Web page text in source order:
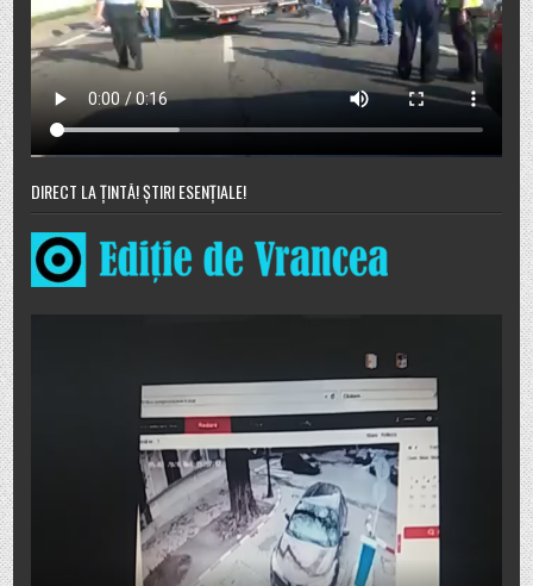
DIRECT LA ȚINTĂ! ȘTIRI ESENȚIALE!